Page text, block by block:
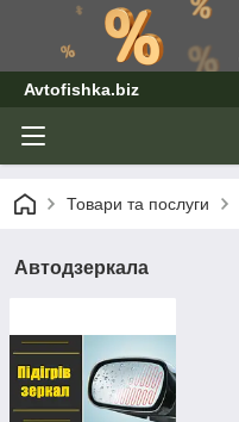
Avtofishka.biz
Товари та послуги
Автодзеркала